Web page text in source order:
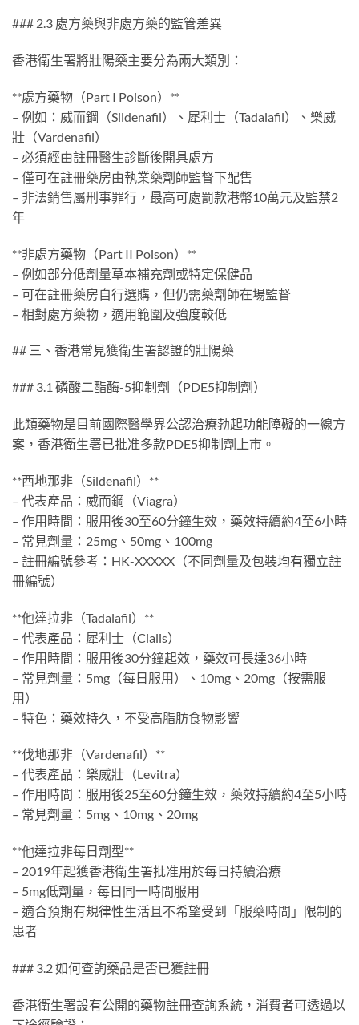
### 2.3 處方藥與非處方藥的監管差異
香港衛生署將壯陽藥主要分為兩大類別：
**處方藥物（Part I Poison）**
– 例如：威而鋼（Sildenafil）、犀利士（Tadalafil）、樂威
壯（Vardenafil）
– 必須經由註冊醫生診斷後開具處方
– 僅可在註冊藥房由執業藥劑師監督下配售
– 非法銷售屬刑事罪行，最高可處罰款港幣10萬元及監禁2
年
**非處方藥物（Part II Poison）**
– 例如部分低劑量草本補充劑或特定保健品
– 可在註冊藥房自行選購，但仍需藥劑師在場監督
– 相對處方藥物，適用範圍及強度較低
## 三、香港常見獲衛生署認證的壯陽藥
### 3.1 磷酸二酯酶-5抑制劑（PDE5抑制劑）
此類藥物是目前國際醫學界公認治療勃起功能障礙的一線方
案，香港衛生署已批准多款PDE5抑制劑上市。
**西地那非（Sildenafil）**
– 代表產品：威而鋼（Viagra）
– 作用時間：服用後30至60分鐘生效，藥效持續約4至6小時
– 常見劑量：25mg、50mg、100mg
– 註冊編號參考：HK-XXXXX（不同劑量及包裝均有獨立註
冊編號）
**他達拉非（Tadalafil）**
– 代表產品：犀利士（Cialis）
– 作用時間：服用後30分鐘起效，藥效可長達36小時
– 常見劑量：5mg（每日服用）、10mg、20mg（按需服
用）
– 特色：藥效持久，不受高脂肪食物影響
**伐地那非（Vardenafil）**
– 代表產品：樂威壯（Levitra）
– 作用時間：服用後25至60分鐘生效，藥效持續約4至5小時
– 常見劑量：5mg、10mg、20mg
**他達拉非每日劑型**
– 2019年起獲香港衛生署批准用於每日持續治療
– 5mg低劑量，每日同一時間服用
– 適合預期有規律性生活且不希望受到「服藥時間」限制的
患者
### 3.2 如何查詢藥品是否已獲註冊
香港衛生署設有公開的藥物註冊查詢系統，消費者可透過以